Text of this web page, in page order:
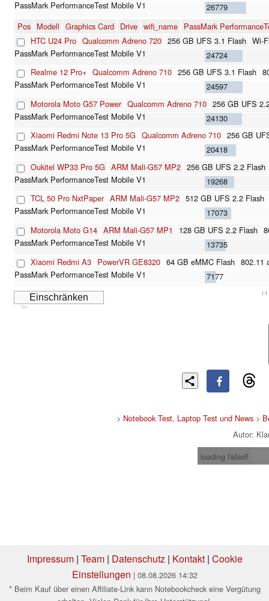
26779
Pos Modell Graphics Card Drive wifi_name PassMark
HTC U24 Pro Qualcomm Adreno 720 256 GB UFS 3.1 Flash Wi-
24724
Realme 12 Pro+ Qualcomm Adreno 710 256 GB UFS 3.1 Flash
24597
Motorola Moto G57 Power Qualcomm Adreno 710 256 GB UFS
24130
Xiaomi Redmi Note 13 Pro 5G Qualcomm Adreno 710 256 GB
20418
Oukitel WP33 Pro 5G ARM Mali-G57 MP2 256 GB UFS 2.2 Flash
19268
TCL 50 Pro NxtPaper ARM Mali-G57 MP2 512 GB UFS 2.2 Flash
17073
Motorola Moto G14 ARM Mali-G57 MP1 128 GB UFS 2.2 Flash
13735
Xiaomi Redmi A3 PowerVR GE8320 64 GB eMMC Flash 802.11
7177
(-)
Cns
> Notebook Test, Laptop Test und News >
Autor:
loading failed!
Impressum| Team| Datenschutz| Kontakt| Cookie
Einstellungen | 08.08.2026 14:32
* Beim Kauf über einen Affiliate-Link kann Notebookcheck eine Vergütung